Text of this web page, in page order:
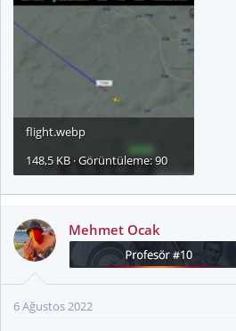
flight.webp
148,5 KB · Görüntüleme: 90
Mehmet Ocak
6 Ağustos 2022